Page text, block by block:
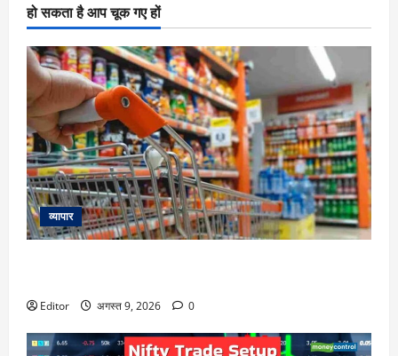
हो सकता है आप चूक गए हों
व्यापार
Editor अगस्त 9, 2026 0